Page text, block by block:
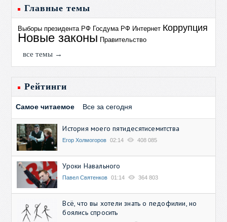
Главные темы
Выборы президента РФ Госдума РФ Интернет Коррупция
Новые законы Правительство
все темы →
Рейтинги
Самое читаемое Все за сегодня
История моего пятидесятисемитства
Егор Холмогоров 02:14 408 085
Уроки Навального
Павел Святенков 01:14 364 803
Всё, что вы хотели знать о педофилии, но
боялись спросить